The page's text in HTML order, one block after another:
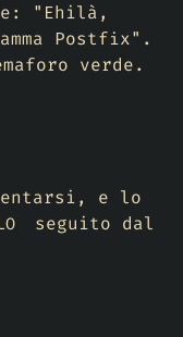
"Ehilà,
Postfix".
verde.
e lo
seguito dal